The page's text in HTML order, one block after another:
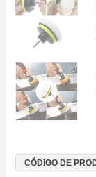
CÓDIGO DE